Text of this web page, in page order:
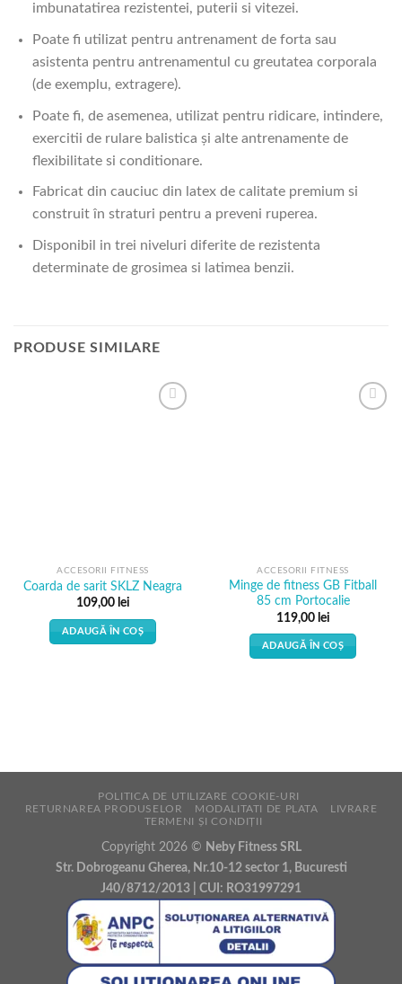
imbunatatirea rezistentei, puterii si vitezei.
Poate fi utilizat pentru antrenament de forta sau
asistenta pentru antrenamentul cu greutatea corporala
(de exemplu, extragere).
Poate fi, de asemenea, utilizat pentru ridicare, intindere,
exercitii de rulare balistica și alte antrenamente de
flexibilitate si conditionare.
Fabricat din cauciuc din latex de calitate premium si
construit în straturi pentru a preveni ruperea.
Disponibil in trei niveluri diferite de rezistenta
determinate de grosimea si latimea benzii.
PRODUSE SIMILARE
ACCESORII FITNESS
Coarda de sarit SKLZ Neagra
109,00 lei
ADAUGĂ ÎN COȘ
ACCESORII FITNESS
Minge de fitness GB Fitball
85 cm Portocalie
119,00 lei
ADAUGĂ ÎN COȘ
POLITICA DE UTILIZARE COOKIE-URI
RETURNAREA PRODUSELOR
MODALITATI DE PLATA
LIVRARE
TERMENI ȘI CONDIȚII
Copyright 2026 © Neby Fitness SRL
Str. Dobrogeanu Gherea, Nr.10-12 sector 1, Bucuresti
J40/8712/2013 | CUI: RO31997291